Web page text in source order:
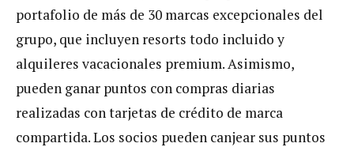
portafolio de más de 30 marcas excepcionales del
grupo, que incluyen resorts todo incluido y
alquileres vacacionales premium. Asimismo,
pueden ganar puntos con compras diarias
realizadas con tarjetas de crédito de marca
compartida. Los socios pueden canjear sus puntos